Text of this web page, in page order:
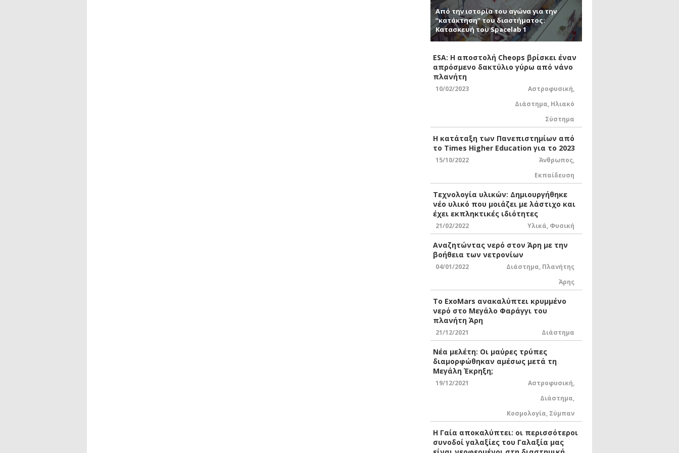
Από την ιστορία του αγώνα για την
“κατάκτηση” του διαστήματος:
Κατασκευή του Spacelab 1
ESA: Η αποστολή Cheops βρίσκει έναν
απρόσμενο δακτύλιο γύρω από νάνο
πλανήτη
10/02/2023 Αστροφυσική,
Διάστημα, Ηλιακό
Σύστημα
Η κατάταξη των Πανεπιστημίων από
το Times Higher Education για το 2023
15/10/2022 Άνθρωπος,
Εκπαίδευση
Τεχνολογία υλικών: Δημιουργήθηκε
νέο υλικό που μοιάζει με λάστιχο και
έχει εκπληκτικές ιδιότητες
21/02/2022 Υλικά, Φυσική
Αναζητώντας νερό στον Άρη με την
βοήθεια των νετρονίων
04/01/2022 Διάστημα, Πλανήτης
Άρης
Το ExoMars ανακαλύπτει κρυμμένο
νερό στο Μεγάλο Φαράγγι του
πλανήτη Άρη
21/12/2021 Διάστημα
Νέα μελέτη: Οι μαύρες τρύπες
διαμορφώθηκαν αμέσως μετά τη
Μεγάλη Έκρηξη;
19/12/2021 Αστροφυσική,
Διάστημα,
Κοσμολογία, Σύμπαν
Η Γαία αποκαλύπτει: οι περισσότεροι
συνοδοί γαλαξίες του Γαλαξία μας